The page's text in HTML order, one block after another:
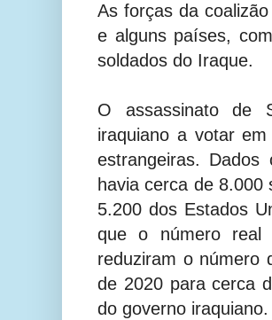
As forças da
e alguns países,
soldados do Iraque.
O assassinato de
iraquiano a votar
estrangeiras.
havia cerca de 8.000
5.200 dos Estados
que o número real
reduziram o número
de 2020 para cerca
do governo iraquiano.